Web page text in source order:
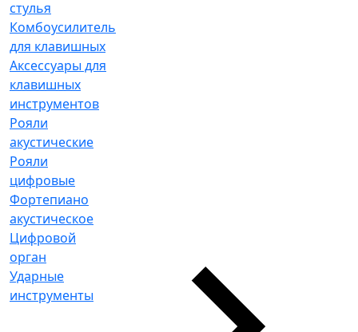
стулья
Комбоусилитель
для клавишных
Аксессуары для
клавишных
инструментов
Рояли
акустические
Рояли
цифровые
Фортепиано
акустическое
Цифровой
орган
Ударные
инструменты